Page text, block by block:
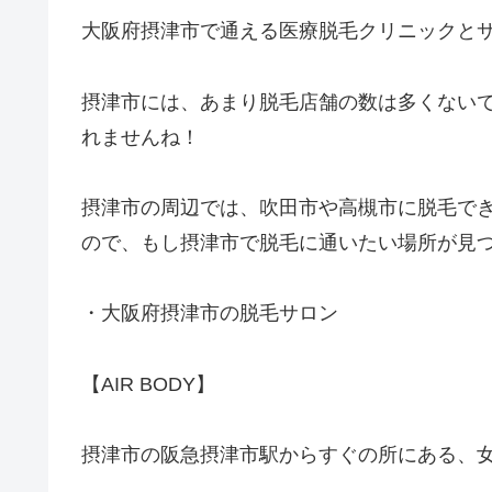
大阪府摂津市で通える医療脱毛クリニックと
摂津市には、あまり脱毛店舗の数は多くない
れませんね！
摂津市の周辺では、吹田市や高槻市に脱毛で
ので、もし摂津市で脱毛に通いたい場所が見
・大阪府摂津市の脱毛サロン
【AIR BODY】
摂津市の阪急摂津市駅からすぐの所にある、